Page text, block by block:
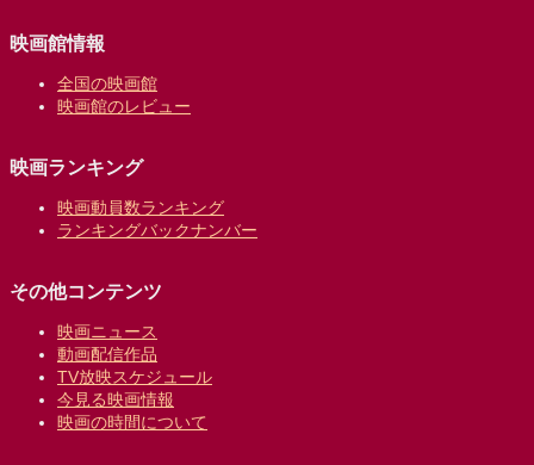
映画館情報
全国の映画館
映画館のレビュー
映画ランキング
映画動員数ランキング
ランキングバックナンバー
その他コンテンツ
映画ニュース
動画配信作品
TV放映スケジュール
今見る映画情報
映画の時間について